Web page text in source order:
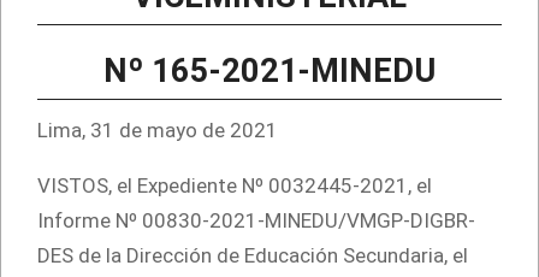
Nº 165-2021-MINEDU
Lima, 31 de mayo de 2021
VISTOS, el Expediente Nº 0032445-2021, el
Informe Nº 00830-2021-MINEDU/VMGP-DIGBR-
DES de la Dirección de Educación Secundaria, el